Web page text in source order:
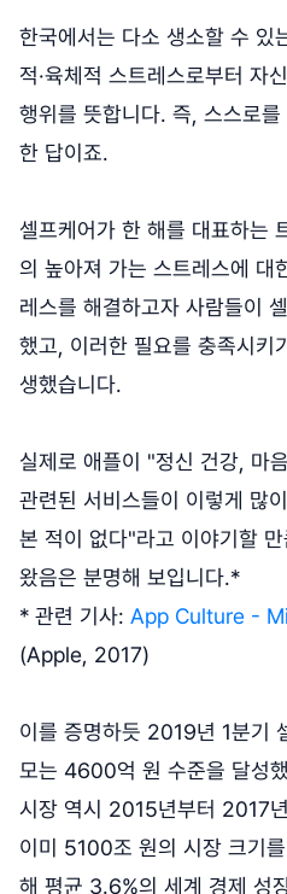
한국에서는 다소 생소할 수 있
적·육체적 스트레스로부터 자
행위를 뜻합니다. 즉, 스스로
한 답이죠.
셀프케어가 한 해를 대표하는
의 높아져 가는 스트레스에 대
레스를 해결하고자 사람들이
했고, 이러한 필요를 충족시키
생했습니다.
실제로 애플이 "정신 건강, 마
관련된 서비스들이 이렇게 많
본 적이 없다"라고 이야기할
왔음은 분명해 보입니다.*
* 관련 기사: App Culture -
(Apple, 2017)
이를 증명하듯 2019년 1분기
모는 4600억 원 수준을 달성
시장 역시 2015년부터 2017
이미 5100조 원의 시장 크기
해 평균 3.6%의 세계 경제 성